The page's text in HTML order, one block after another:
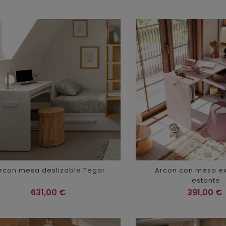
mesa deslizable Tegar
Precio
631,00 €
Arcon con mesa
estante
Precio
391,00 €